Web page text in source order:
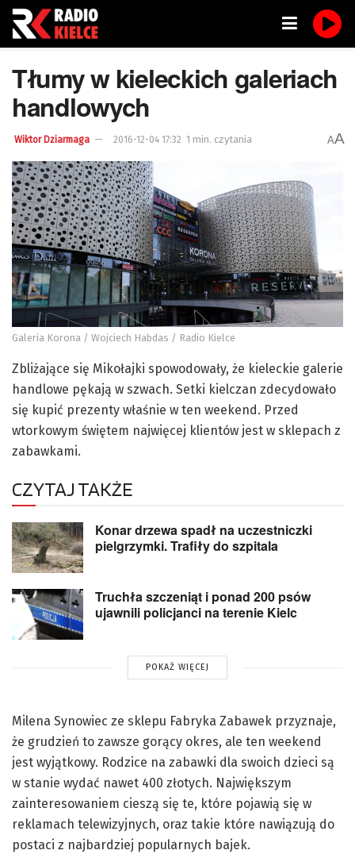
Tłumy w kieleckich galeriach
handlowych
Wiktor Dziarmaga 2016-12-04 17:32 1 min. czytania AA
Galeria Korona / Wojciech Habdas / Radio Kielce
Zbliżające się Mikołajki spowodowały, że kieleckie galerie
handlowe pękają w szwach. Setki kielczan zdecydowało
się kupić prezenty właśnie w ten weekend. Przed
wtorkowym świętem najwięcej klientów jest w sklepach z
zabawkami.
CZYTAJ TAKŻE
Konar drzewa spadł na uczestniczki
pielgrzymki. Trafiły do szpitala
Truchła szczeniąt i ponad 200 psów
ujawnili policjanci na terenie Kielc
POKAŻ WIĘCEJ
Milena Synowiec ze sklepu Fabryka Zabawek przyznaje,
że grudzień to zawsze gorący okres, ale ten weekend
jest wyjątkowy. Rodzice na zabawki dla swoich dzieci są
w stanie wydać nawet 400 złotych. Największym
zainteresowaniem cieszą się te, które pojawią się w
reklamach telewizyjnych, oraz takie które nawiązują do
postaci z najbardziej popularnych bajek.